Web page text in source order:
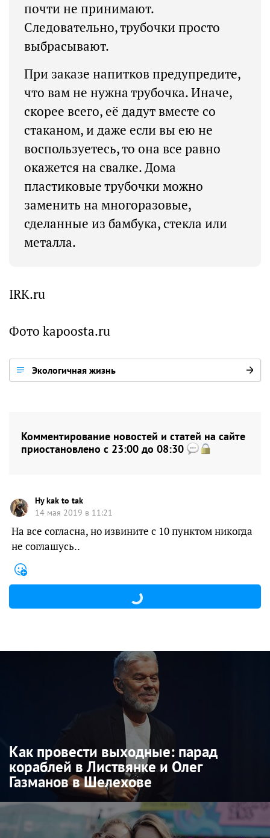
почти не принимают.
Следовательно, трубочки просто
выбрасывают.
При заказе напитков предупредите,
что вам не нужна трубочка. Иначе,
скорее всего, её дадут вместе со
стаканом, и даже если вы ею не
воспользуетесь, то она все равно
окажется на свалке. Дома
пластиковые трубочки можно
заменить на многоразовые,
сделанные из бамбука, стекла или
металла.
IRK.ru
Фото kapoosta.ru
Экологичная жизнь
Комментирование новостей и статей на сайте
приостановлено с 23:00 до 08:30
Hy kak to tak
14 мая 2019 в 11:21
На все согласна, но извините с 10 пунктом никогда
не соглашусь..
Как провести выходные: парад
кораблей в Листвянке и Олег
Газманов в Шелехове